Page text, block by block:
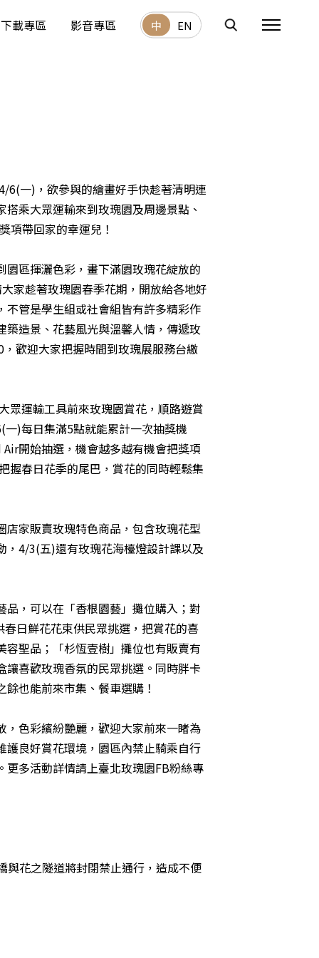
下載專區 影音專區 中 EN
6(一)，欲參與的繪畫好手快趁著清明連
乘大眾運輸來到玫瑰園及周邊景點、
項帶回家的幸運兒！
區揮灑色彩，畫下滿園玫瑰花綻放的
家趁著玫瑰園春季花期，開放給各地好
管是學生組或社會組皆有許多精彩作
造景、花藝風光與溫馨人情，傳遞玫
歡迎大家把握時間到玫瑰展服務台繳
眾運輸工具前來玫瑰園賞花，順路遊賞
)每日集滿5點就能累計一次抽獎機
開始抽選，機會越多越有機會把獎項
握春日花季的尾巴，賞花的同時輕鬆集
家販賣玫瑰特色商品，包含玫瑰花型
，4/3(五)還有玫瑰花海檯燈設計課以及
，可以在「香根園藝」攤位購入；對
日鮮花花束供民眾挑選，把賞花的喜
聖品；「杉恆壹樹」攤位也有販賣有
喜歡玫瑰香氛的民眾挑選。同時胖卡
也能前來市集、餐車選購！
色彩繽紛艷麗，歡迎大家前來一睹為
良好賞花環境，園區內禁止騎乘自行
更多活動詳情請上臺北玫瑰園FB粉絲專
花之隧道將封閉禁止通行，造成不便